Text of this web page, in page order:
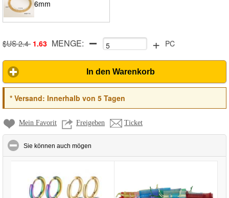
6mm
$US 2.4 1.63 MENGE: + PC
In den Warenkorb
*Versand: Innerhalb von 5 Tagen
Mein Favorit Freigeben Ticket
Sie können auch mögen